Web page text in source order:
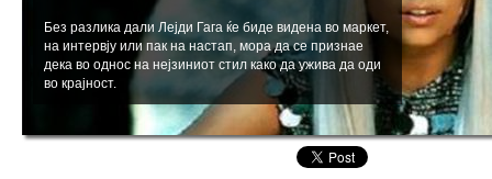
Без разлика дали Лејди Гага ќе биде видена во маркет,
на интервју или пак на настап, мора да се признае
дека во однос на нејзиниот стил како да ужива да оди
во крајност.